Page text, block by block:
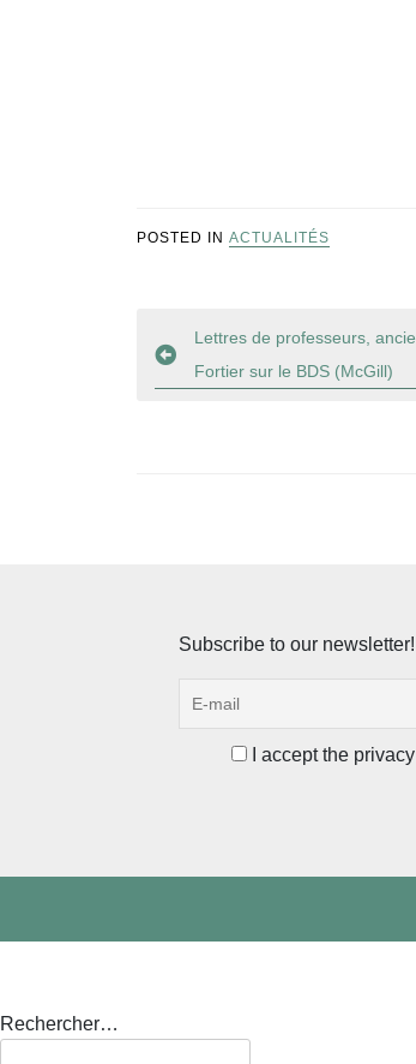
POSTED IN ACTUALITÉS
Navigation
de
Lettres de professeurs,
Fortier sur le BDS (McGill)
Subscribe to our newsletter!
I accept the
Rechercher…